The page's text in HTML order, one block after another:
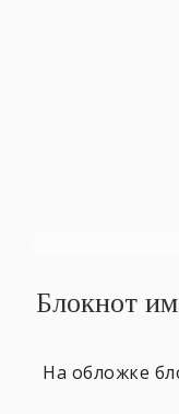
Блокнот
На обложке